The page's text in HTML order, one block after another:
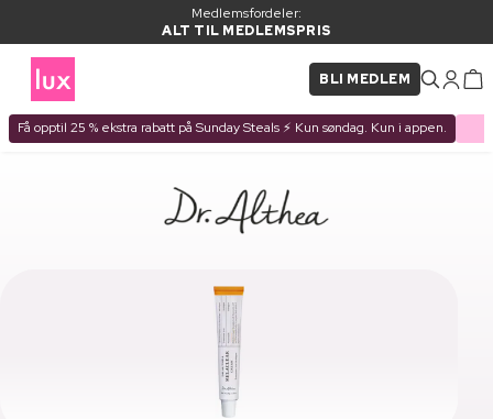
Medlemsfordeler:
ALT TIL MEDLEMSPRIS
BLI MEDLEM
Få opptil 25 % ekstra rabatt på Sunday Steals ⚡ Kun søndag. Kun i appen.